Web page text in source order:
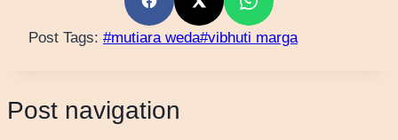
Post Tags: #mutiara weda#vibhuti marga
Post navigation